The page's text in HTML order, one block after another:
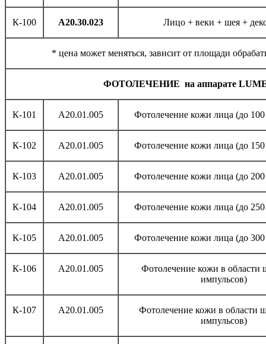
К-100 А20.30.023 Лицо + веки + шея +
* цена может меняться, зависит от площади
ФОТОЛЕЧЕНИЕ на аппарате
К-101 A20.01.005 Фотолечение кожи лица (до
К-102 A20.01.005 Фотолечение кожи лица (до
К-103 A20.01.005 Фотолечение кожи лица (до
К-104 A20.01.005 Фотолечение кожи лица (до
К-105 A20.01.005 Фотолечение кожи лица (до
К-106 A20.01.005
Фотолечение кожи в области
импульсов)
К-107 A20.01.005
Фотолечение кожи в области
импульсов)